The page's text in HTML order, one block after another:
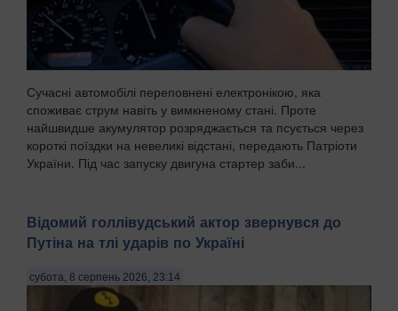
Сучасні автомобілі переповнені електронікою, яка
споживає струм навіть у вимкненому стані. Проте
найшвидше акумулятор розряджається та псується через
короткі поїздки на невеликі відстані, передають Патріоти
України. Під час запуску двигуна стартер заби...
Відомий голлівудський актор звернувся до
Путіна на тлі ударів по Україні
субота, 8 серпень 2026, 23:14